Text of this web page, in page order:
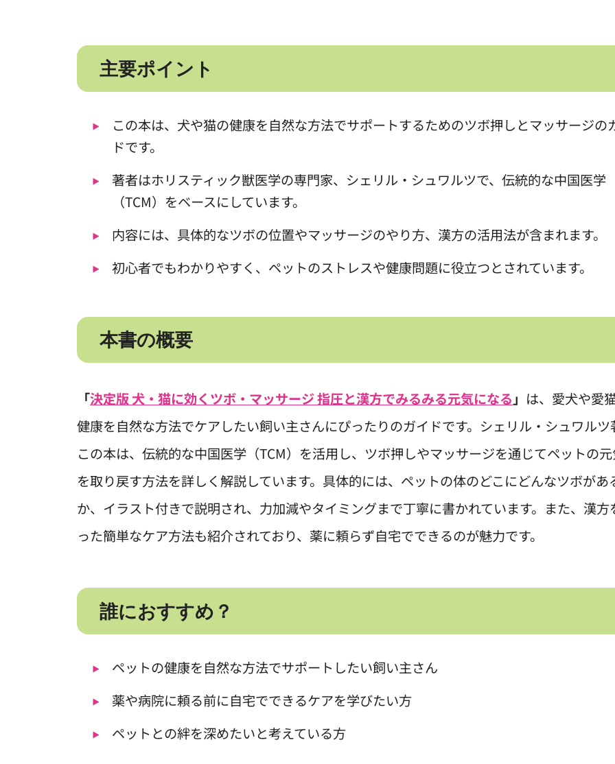
主要ポイント
この本は、犬や猫の健康を自然な方法でサポートするためのツボ押しとマッサージの
ドです。
著者はホリスティック獣医学の専門家、シェリル・シュワルツで、伝統的な中国医学
（TCM）をベースにしています。
内容には、具体的なツボの位置やマッサージのやり方、漢方の活用法が含まれます。
初心者でもわかりやすく、ペットのストレスや健康問題に役立つとされています。
本書の概要
「決定版 犬・猫に効くツボ・マッサージ 指圧と漢方でみるみる元気になる」 は、愛犬や愛
健康を自然な方法でケアしたい飼い主さんにぴったりのガイドです。シェリル・シュワルツ
この本は、伝統的な中国医学（TCM）を活用し、ツボ押しやマッサージを通じてペットの
を取り戻す方法を詳しく解説しています。具体的には、ペットの体のどこにどんなツボがあ
か、イラスト付きで説明され、力加減やタイミングまで丁寧に書かれています。また、漢方
った簡単なケア方法も紹介されており、薬に頼らず自宅でできるのが魅力です。
誰におすすめ？
ペットの健康を自然な方法でサポートしたい飼い主さん
薬や病院に頼る前に自宅でできるケアを学びたい方
ペットとの絆を深めたいと考えている方